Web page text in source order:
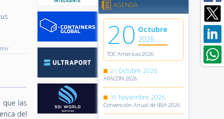
que las
del
AGENDA
20 Octubre
2026
TOC Americas 2026
21 Octubre 2026
ARACON 2026
10 Noviembre 2026
Convención Anual de IBIA 2026